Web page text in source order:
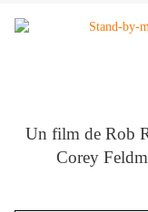
Un film de Rob
Corey